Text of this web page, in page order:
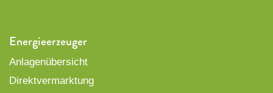
Energieerzeuger
Anlagenübersicht
Direktvermarktung